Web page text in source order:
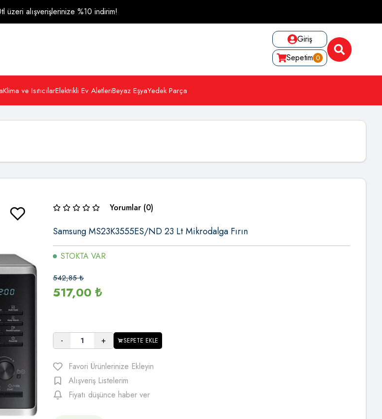
üzeri alışverişlerinize %10 indirim!
Giriş
Sepetim 0
Klima ve IsıtıcılarElektrikli Ev AletleriBeyaz EşyaYedek Parça
Yorumlar (0)
Samsung MS23K3555ES/ND 23 Lt Mikrodalga Fırın
STOKTA VAR
542,85₺
517,00 ₺
- + SEPETE EKLE
Favori Ürünlerinize Ekleyin
Alışveriş Listelerim
Fiyatı düşünce haber ver